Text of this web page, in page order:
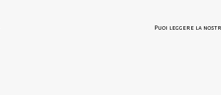
Puoi leggere la